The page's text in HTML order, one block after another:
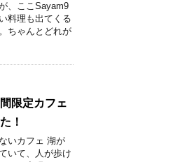
、ここSayam9
料理も出てくる
ちゃんとどれが
限定カフェ
！
いカフェ 湖が
いて、人が歩け